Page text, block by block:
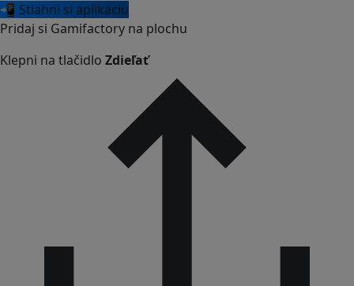
📲 Stiahni si aplikáciu
Pridaj si Gamifactory na plochu
Klepni na tlačidlo Zdieľať